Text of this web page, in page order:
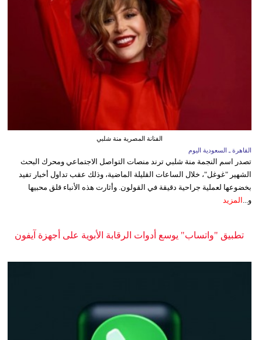
الفنانة المصرية منة شلبي
القاهرة ـ السعودية اليوم
تصدر اسم النجمة منة شلبي ترند منصات التواصل الاجتماعي ومحرك البحث
الشهير "غوغل"، خلال الساعات القليلة الماضية، وذلك عقب تداول أخبار تفيد
بخضوعها لعملية جراحية دقيقة في القولون. وأثارت هذه الأنباء قلق محبيها
و... المزيد
تطبيق "واتساب" يوسع أدوات الرقابة الأبوية على أجهزة آيفون